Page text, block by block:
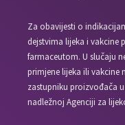
Za obavijesti o
dejstvima lijeka i vakcine
farmaceutom. U slučaju
primjene lijeka ili
zastupniku proizvođača
nadležnoj Agenciji za